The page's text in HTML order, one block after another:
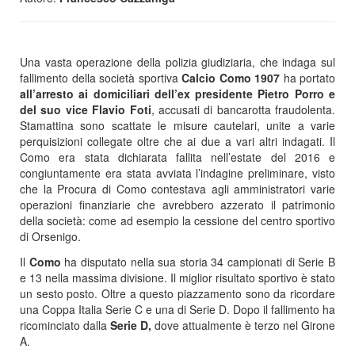
Una vasta operazione della polizia giudiziaria, che indaga sul
fallimento della società sportiva Calcio Como 1907 ha portato
all’arresto ai domiciliari dell’ex presidente Pietro Porro e
del suo vice Flavio Foti, accusati di bancarotta fraudolenta.
Stamattina sono scattate le misure cautelari, unite a varie
perquisizioni collegate oltre che ai due a vari altri indagati. Il
Como era stata dichiarata fallita nell’estate del 2016 e
congiuntamente era stata avviata l’indagine preliminare, visto
che la Procura di Como contestava agli amministratori varie
operazioni finanziarie che avrebbero azzerato il patrimonio
della società: come ad esempio la cessione del centro sportivo
di Orsenigo.
Il Como ha disputato nella sua storia 34 campionati di Serie B
e 13 nella massima divisione. Il miglior risultato sportivo è stato
un sesto posto. Oltre a questo piazzamento sono da ricordare
una Coppa Italia Serie C e una di Serie D. Dopo il fallimento ha
ricominciato dalla Serie D, dove attualmente è terzo nel Girone
A.